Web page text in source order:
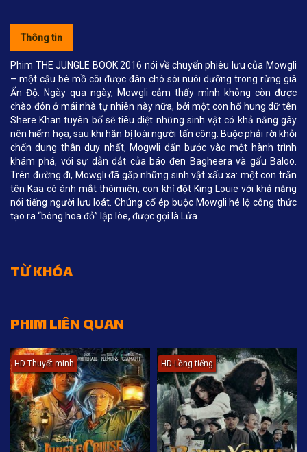
Thông tin
Phim THE JUNGLE BOOK 2016 nói về chuyến phiêu lưu của Mowgli
– một cậu bé mồ côi được đàn chó sói nuôi dưỡng trong rừng già
Ấn Độ. Ngày qua ngày, Mowgli cảm thấy mình không còn được
chào đón ở mái nhà tự nhiên này nữa, bởi một con hổ hung dữ tên
Shere Khan tuyên bố sẽ tiêu diệt những sinh vật có khả năng gây
nên hiểm họa, sau khi hắn bị loài người tấn công. Buộc phải rời khỏi
chốn dung thân duy nhất, Mogwli dấn bước vào một hành trình
khám phá, với sự dẫn dắt của báo đen Bagheera và gấu Baloo.
Trên đường đi, Mowgli đã gặp những sinh vật xấu xa: một con trăn
tên Kaa có ánh mắt thôimiên, con khỉ đột King Louie với khả năng
nói tiếng người lưu loát. Chúng cố ép buộc Mowgli hé lộ công thức
tạo ra “bông hoa đỏ” lập lòe, được gọi là Lửa.
TỪ KHÓA
PHIM LIÊN QUAN
HD-Thuyết minh HD-Lồng tiếng